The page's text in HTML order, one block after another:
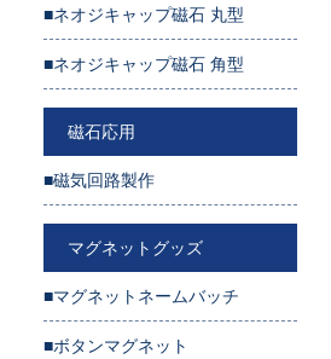
■ネオジキャップ磁石 丸型
■ネオジキャップ磁石 角型
磁石応用
■磁気回路製作
マグネットグッズ
■マグネットネームバッチ
■ボタンマグネット